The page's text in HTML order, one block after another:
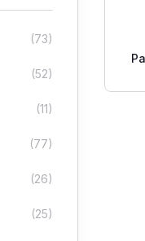
(73)
(52)
(11)
(77)
(26)
(25)